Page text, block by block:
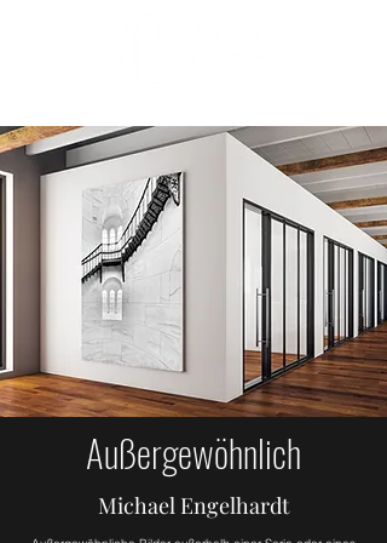
Außergewöhnlich
Michael Engelhardt